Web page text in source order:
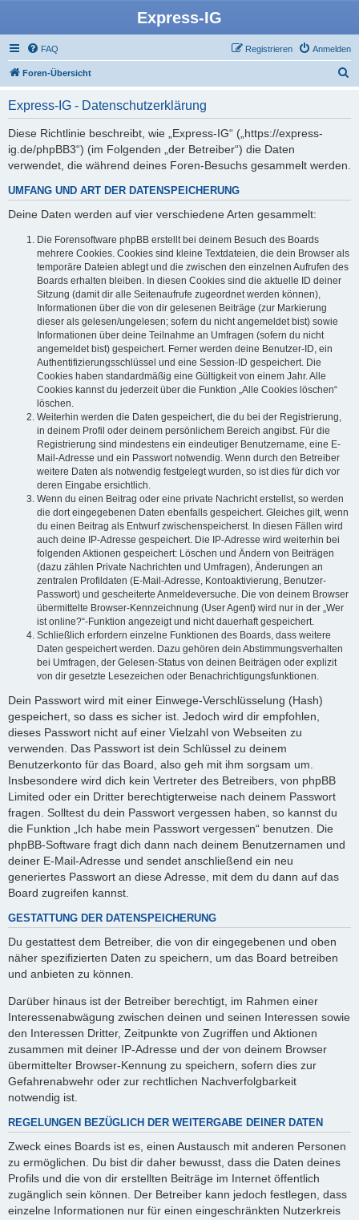
Express-IG
FAQ Anmelden
Registrieren
Foren-Übersicht
Express-IG - Datenschutzerklärung
Diese Richtlinie beschreibt, wie „Express-IG“ („https://express-
ig.de/phpBB3“) (im Folgenden „der Betreiber“) die Daten
verwendet, die während deines Foren-Besuchs gesammelt werden.
UMFANG UND ART DER DATENSPEICHERUNG
Deine Daten werden auf vier verschiedene Arten gesammelt:
Die Forensoftware phpBB erstellt bei deinem Besuch des Boards
mehrere Cookies. Cookies sind kleine Textdateien, die dein Browser als
temporäre Dateien ablegt und die zwischen den einzelnen Aufrufen des
Boards erhalten bleiben. In diesen Cookies sind die aktuelle ID deiner
Sitzung (damit dir alle Seitenaufrufe zugeordnet werden können),
Informationen über die von dir gelesenen Beiträge (zur Markierung
dieser als gelesen/ungelesen; sofern du nicht angemeldet bist) sowie
Informationen über deine Teilnahme an Umfragen (sofern du nicht
angemeldet bist) gespeichert. Ferner werden deine Benutzer-ID, ein
Authentifizierungsschlüssel und eine Session-ID gespeichert. Die
Cookies haben standardmäßig eine Gültigkeit von einem Jahr. Alle
Cookies kannst du jederzeit über die Funktion „Alle Cookies löschen“
löschen.
Weiterhin werden die Daten gespeichert, die du bei der Registrierung,
in deinem Profil oder deinem persönlichem Bereich angibst. Für die
Registrierung sind mindestens ein eindeutiger Benutzername, eine E-
Mail-Adresse und ein Passwort notwendig. Wenn durch den Betreiber
weitere Daten als notwendig festgelegt wurden, so ist dies für dich vor
deren Eingabe ersichtlich.
Wenn du einen Beitrag oder eine private Nachricht erstellst, so werden
die dort eingegebenen Daten ebenfalls gespeichert. Gleiches gilt, wenn
du einen Beitrag als Entwurf zwischenspeicherst. In diesen Fällen wird
auch deine IP-Adresse gespeichert. Die IP-Adresse wird weiterhin bei
folgenden Aktionen gespeichert: Löschen und Ändern von Beiträgen
(dazu zählen Private Nachrichten und Umfragen), Änderungen an
zentralen Profildaten (E-Mail-Adresse, Kontoaktivierung, Benutzer-
Passwort) und gescheiterte Anmeldeversuche. Die von deinem Browser
übermittelte Browser-Kennzeichnung (User Agent) wird nur in der „Wer
ist online?“-Funktion angezeigt und nicht dauerhaft gespeichert.
Schließlich erfordern einzelne Funktionen des Boards, dass weitere
Daten gespeichert werden. Dazu gehören dein Abstimmungsverhalten
bei Umfragen, der Gelesen-Status von deinen Beiträgen oder explizit
von dir gesetzte Lesezeichen oder Benachrichtigungsfunktionen.
Dein Passwort wird mit einer Einwege-Verschlüsselung (Hash)
gespeichert, so dass es sicher ist. Jedoch wird dir empfohlen,
dieses Passwort nicht auf einer Vielzahl von Webseiten zu
verwenden. Das Passwort ist dein Schlüssel zu deinem
Benutzerkonto für das Board, also geh mit ihm sorgsam um.
Insbesondere wird dich kein Vertreter des Betreibers, von phpBB
Limited oder ein Dritter berechtigterweise nach deinem Passwort
fragen. Solltest du dein Passwort vergessen haben, so kannst du
die Funktion „Ich habe mein Passwort vergessen“ benutzen. Die
phpBB-Software fragt dich dann nach deinem Benutzernamen und
deiner E-Mail-Adresse und sendet anschließend ein neu
generiertes Passwort an diese Adresse, mit dem du dann auf das
Board zugreifen kannst.
GESTATTUNG DER DATENSPEICHERUNG
Du gestattest dem Betreiber, die von dir eingegebenen und oben
näher spezifizierten Daten zu speichern, um das Board betreiben
und anbieten zu können.
Darüber hinaus ist der Betreiber berechtigt, im Rahmen einer
Interessenabwägung zwischen deinen und seinen Interessen sowie
den Interessen Dritter, Zeitpunkte von Zugriffen und Aktionen
zusammen mit deiner IP-Adresse und der von deinem Browser
übermittelter Browser-Kennung zu speichern, sofern dies zur
Gefahrenabwehr oder zur rechtlichen Nachverfolgbarkeit
notwendig ist.
REGELUNGEN BEZÜGLICH DER WEITERGABE DEINER DATEN
Zweck eines Boards ist es, einen Austausch mit anderen Personen
zu ermöglichen. Du bist dir daher bewusst, dass die Daten deines
Profils und die von dir erstellten Beiträge im Internet öffentlich
zugänglich sein können. Der Betreiber kann jedoch festlegen, dass
einzelne Informationen nur für einen eingeschränkten Nutzerkreis